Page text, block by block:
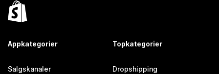
Appkategorier
Salgskanaler
Topkategorier
Dropshipping